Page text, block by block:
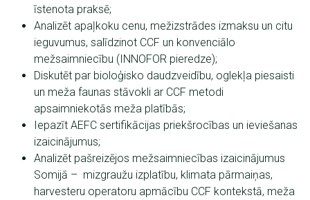
īstenota praksē;
Analizēt apaļkoku cenu, mežizstrādes izmaksu un citu
ieguvumus, salīdzinot CCF un konvenciālo
mežsaimniecību (INNOFOR pieredze);
Diskutēt par bioloģisko daudzveidību, oglekļa piesaisti
un meža faunas stāvokli ar CCF metodi
apsaimniekotās meža platībās;
Iepazīt AEFC sertifikācijas priekšrocības un ieviešanas
izaicinājumus;
Analizēt pašreizējos mežsaimniecības izaicinājumus
Somijā – mizgraužu izplatību, klimata pārmaiņas,
harvesteru operatoru apmācību CCF kontekstā, meža